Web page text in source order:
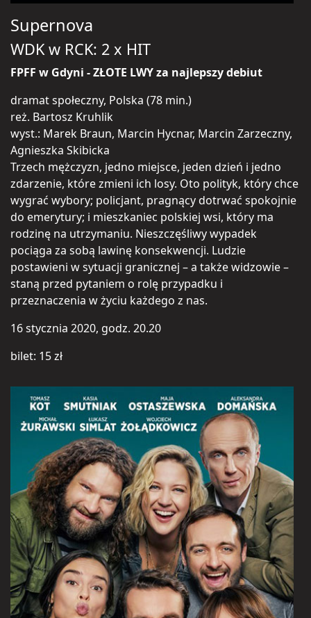
Supernova
WDK w RCK: 2 x HIT
FPFF w Gdyni - ZŁOTE LWY za najlepszy debiut
dramat społeczny, Polska (78 min.)
reż. Bartosz Kruhlik
wyst.: Marek Braun, Marcin Hycnar, Marcin Zarzeczny,
Agnieszka Skibicka
Trzech mężczyzn, jedno miejsce, jeden dzień i jedno
zdarzenie, które zmieni ich losy. Oto polityk, który chce
wygrać wybory; policjant, pragnący dotrwać spokojnie
do emerytury; i mieszkaniec polskiej wsi, który ma
rodzinę na utrzymaniu. Nieszczęśliwy wypadek
pociąga za sobą lawinę konsekwencji. Ludzie
postawieni w sytuacji granicznej – a także widzowie –
staną przed pytaniem o rolę przypadku i
przeznaczenia w życiu każdego z nas.
16 stycznia 2020, godz. 20.20
bilet: 15 zł